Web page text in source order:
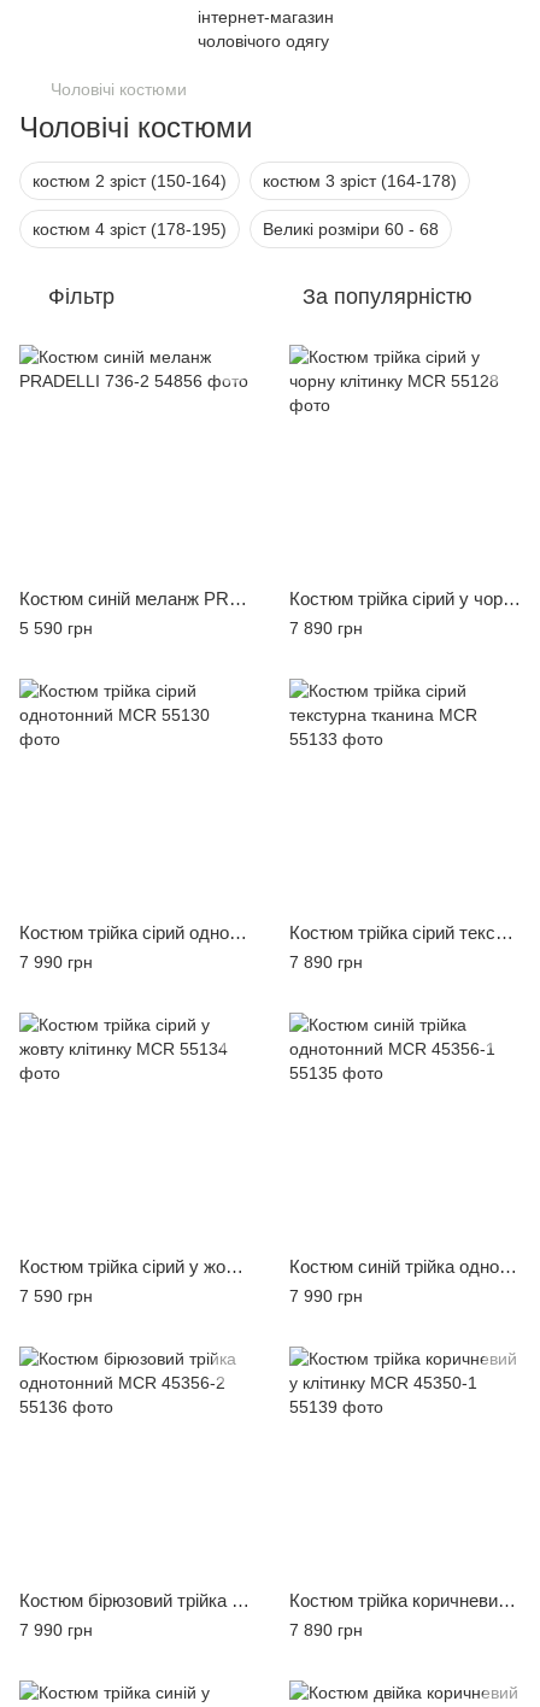
Чоловічі костюми
Чоловічі костюми
костюм 2 зріст (150-164) костюм 3 зріст (164-178)
костюм 4 зріст (178-195) Великі розміри 60 - 68
Фільтр За популярністю
Костюм синій меланж PRADELLI 736-2
5 590 грн
Костюм трійка сірий у чорну клітинку MCR
7 890 грн
Костюм трійка сірий однотонний MCR
7 990 грн
Костюм трійка сірий текстурна тканина MCR
7 890 грн
Костюм трійка сірий у жовту клітинку MCR
7 590 грн
Костюм синій трійка однотонний MCR 45356-1
7 990 грн
Костюм бірюзовий трійка однотонний MCR 45356-2
7 990 грн
Костюм трійка коричневий у клітинку MCR 45350-1
7 890 грн